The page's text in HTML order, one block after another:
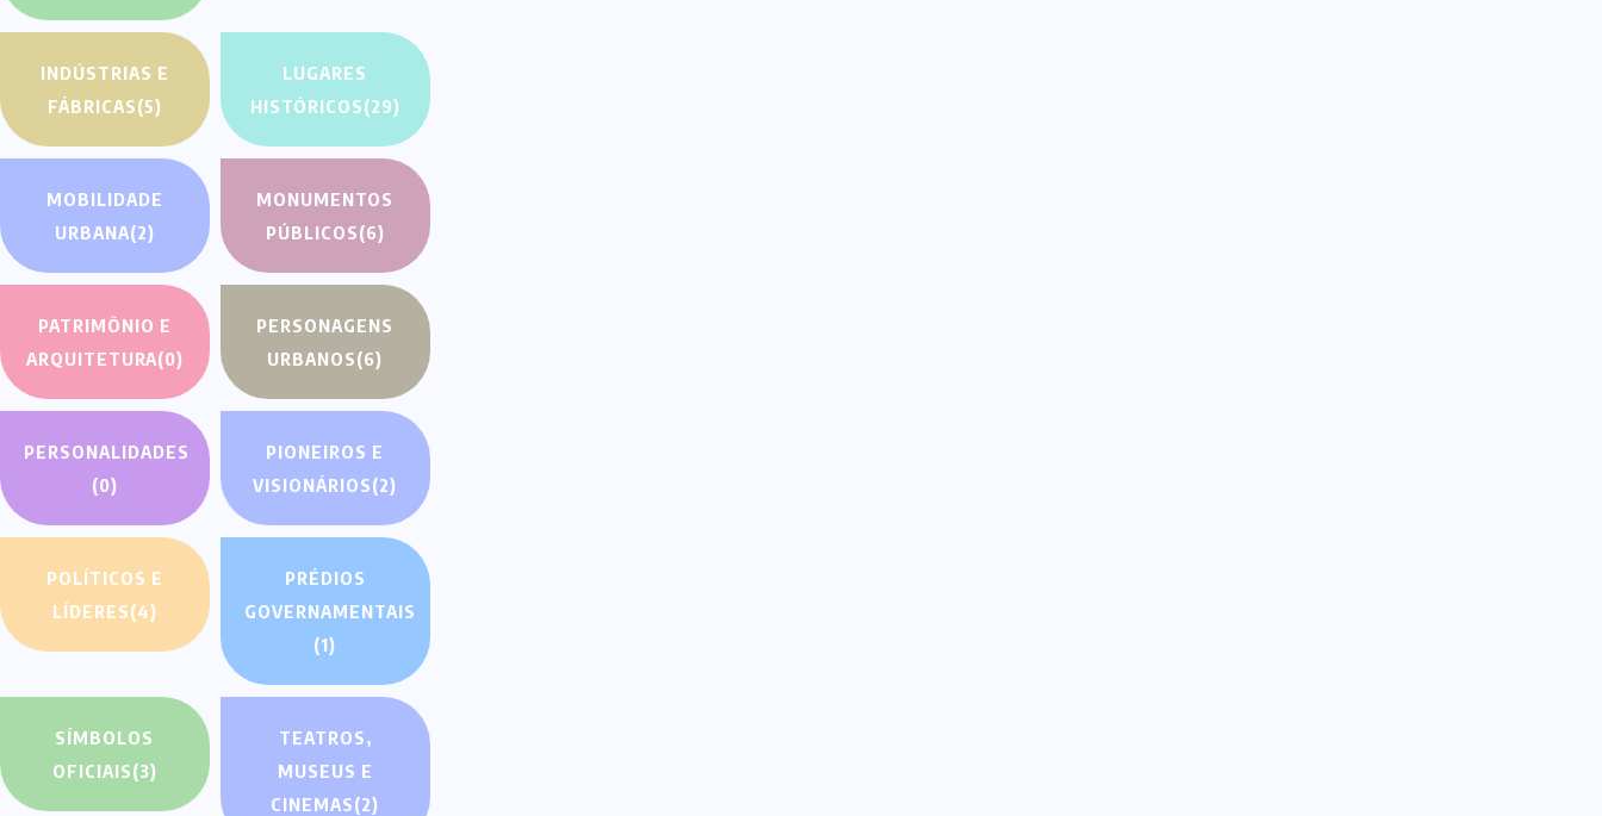
INDÚSTRIAS E
FÁBRICAS(5)
LUGARES
HISTÓRICOS(29)
MOBILIDADE
URBANA(2)
MONUMENTOS
PÚBLICOS(6)
PATRIMÔNIO E
ARQUITETURA(0)
PERSONAGENS
URBANOS(6)
PERSONALIDADES
(0)
PIONEIROS E
VISIONÁRIOS(2)
POLÍTICOS E
LÍDERES(4)
PRÉDIOS
GOVERNAMENTAIS
(1)
SÍMBOLOS
OFICIAIS(3)
TEATROS,
MUSEUS E
CINEMAS(2)